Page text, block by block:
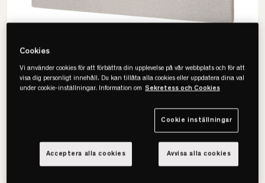
Viking
Stitch Sänggavel Hög
Cookies
Vi använder cookies för att förbättra din upplevelse på vår webbplats och för att
visa dig personligt innehåll. Du kan tillåta alla cookies eller uppdatera dina val
under cookie-inställningar. Information om Sekretess och Cookies
Cookie inställningar
Avvisa alla cookies
Acceptera alla cookies